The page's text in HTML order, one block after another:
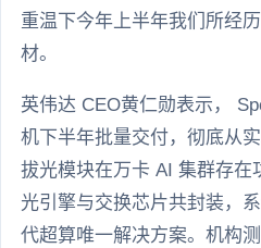
重温下今年上半年我们所经
材。
英伟达 CEO黄仁勋表示，
机下半年批量交付，彻底从
拔光模块在万卡 AI 集群存在
光引擎与交换芯片共封装，
代超算唯一解决方案。机构